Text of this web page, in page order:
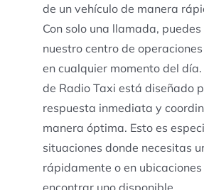
de un vehículo de manera
Con solo una llamada,
nuestro centro de
en cualquier momento del
de Radio Taxi está diseñado
respuesta inmediata y
manera óptima. Esto es
situaciones donde necesitas
rápidamente o en
encontrar uno disponible.